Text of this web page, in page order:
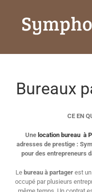
Bureaux
CE EN
Une location bureau à
adresses de prestige :
pour des entrepreneurs
Le bureau à partagerest un
occupé par plusieurs